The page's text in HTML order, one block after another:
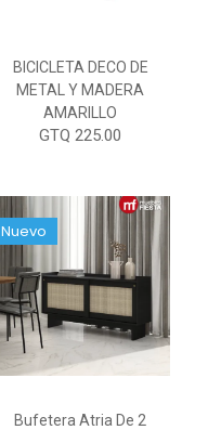
BICICLETA DECO DE
METAL Y MADERA
AMARILLO
GTQ 225.00
Bufetera Atria De 2
Nuevo